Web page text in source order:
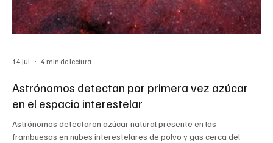
Astrónomos detectan por primera vez azúcar
en el espacio interestelar
Astrónomos detectaron azúcar natural presente en las
frambuesas en nubes interestelares de polvo y gas cerca del
14 jul 4 min de lectura